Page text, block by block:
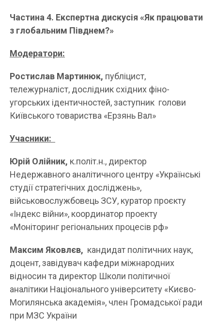
Частина 4. Експертна дискусія «Як працювати
з глобальним Півднем?»
Модератори:
Ростислав Мартинюк, публіцист,
тележурналіст, дослідник східних фіно-
угорських ідентичностей, заступник голови
Київського товариства «Ерзянь Вал»
Учасники:
Юрій Олійник, к.політ.н., директор
Недержавного аналітичного центру «Українські
студії стратегічних досліджень»,
військовослужбовець ЗСУ, куратор проєкту
«Індекс війни», координатор проекту
«Моніторинг регіональних процесів рф»
Максим Яковлєв, кандидат політичних наук,
доцент, завідувач кафедри міжнародних
відносин та директор Школи політичної
аналітики Національного університету «Києво-
Могилянська академія», член Громадської ради
при МЗС України